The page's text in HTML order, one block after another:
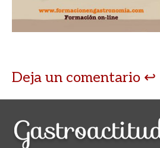
Deja un comentario